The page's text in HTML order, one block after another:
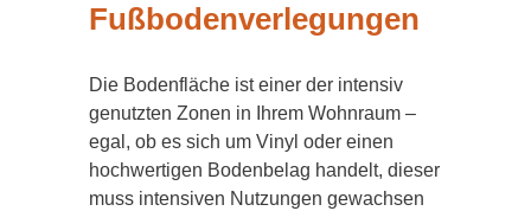
Fußbodenverlegungen
Die Bodenfläche ist einer der intensiv
genutzten Zonen in Ihrem Wohnraum –
egal, ob es sich um Vinyl oder einen
hochwertigen Bodenbelag handelt, dieser
muss intensiven Nutzungen gewachsen